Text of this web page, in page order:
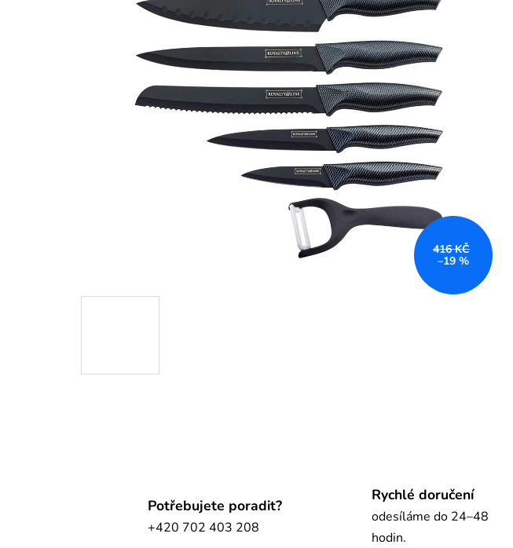
416 KČ
–19 %
Potřebujete poradit?
+420 702 403 208
Rychlé doručení
odesíláme do 24–48
hodin.